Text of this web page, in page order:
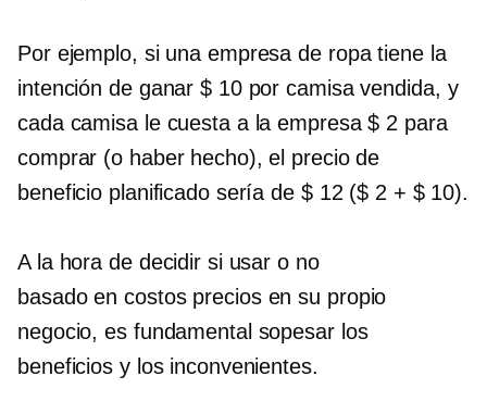
Por ejemplo, si una empresa de ropa tiene la
intención de ganar $ 10 por camisa vendida, y
cada camisa le cuesta a la empresa $ 2 para
comprar (o haber hecho), el precio de
beneficio planificado sería de $ 12 ($ 2 + $ 10).
A la hora de decidir si usar o no
basado en costosprecios en su propio
negocio, es fundamental sopesar los
beneficios y los inconvenientes.